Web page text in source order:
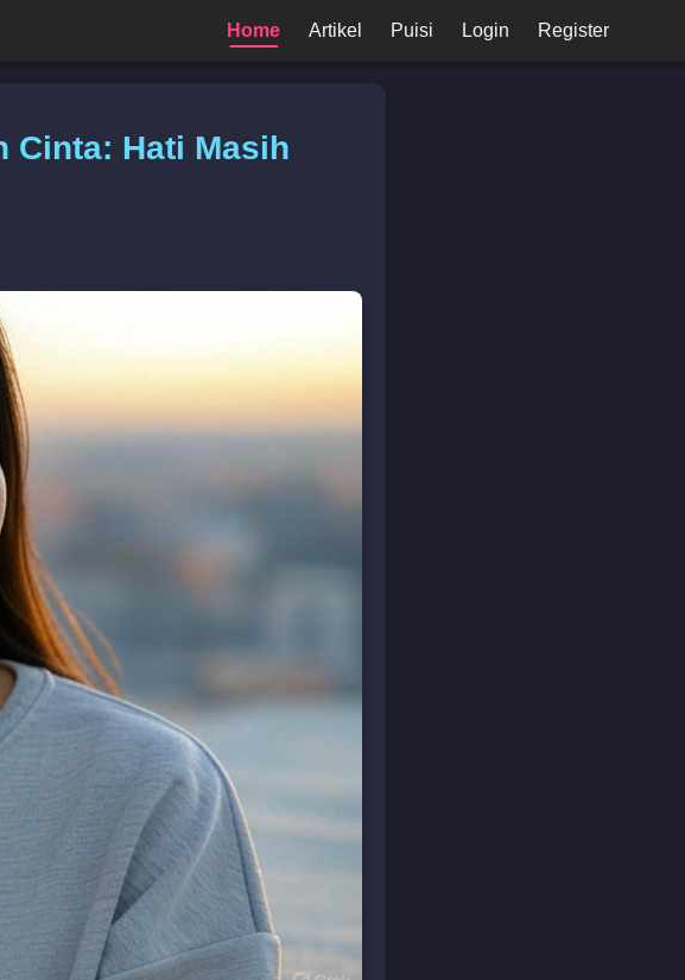
Home Artikel Puisi Login Register
Cinta: Hati Masih